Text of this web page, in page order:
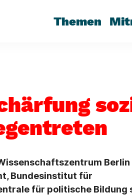
Themen
Bundesinstitut für
für politische Bildung